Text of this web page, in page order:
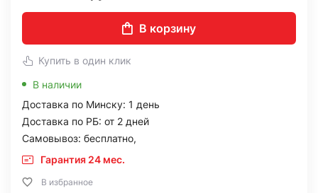
В корзину
Купить в один клик
В наличии
Доставка по Минску: 1 день
Доставка по РБ: от 2 дней
Самовывоз: бесплатно,
Гарантия 24 мес.
В избранное